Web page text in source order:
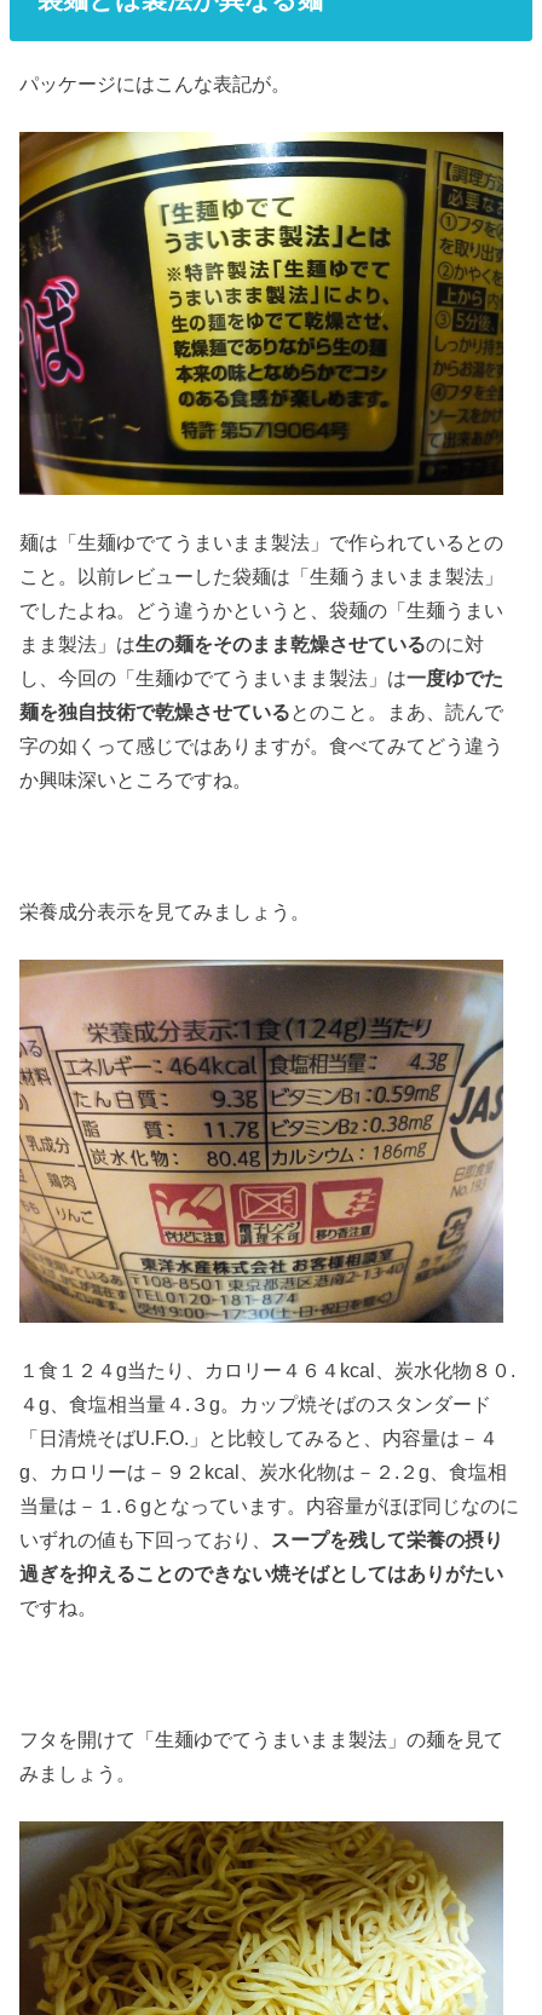
パッケージにはこんな表記が。
麺は「生麺ゆでてうまいまま製法」で作られているとの
こと。以前レビューした袋麺は「生麺うまいまま製法」
でしたよね。どう違うかというと、袋麺の「生麺うまい
まま製法」は生の麺をそのまま乾燥させているのに対
し、今回の「生麺ゆでてうまいまま製法」は一度ゆでた
麺を独自技術で乾燥させているとのこと。まあ、読んで
字の如くって感じではありますが。食べてみてどう違う
か興味深いところですね。
栄養成分表示を見てみましょう。
１食１２４g当たり、カロリー４６４kcal、炭水化物８０.
４g、食塩相当量４.３g。カップ焼そばのスタンダード
「日清焼そばU.F.O.」と比較してみると、内容量は－４
g、カロリーは－９２kcal、炭水化物は－２.２g、食塩相
当量は－１.６gとなっています。内容量がほぼ同じなのに
いずれの値も下回っており、 スープを残して栄養の摂り
過ぎを抑えることのできない焼そばとしてはありがたい
ですね。
フタを開けて「生麺ゆでてうまいまま製法」の麺を見て
みましょう。